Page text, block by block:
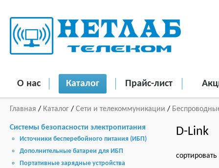
О нас Каталог Прайс-лист
Главная / Каталог / Сети и телекоммуникации /
Системы безопасности электропитания
Источники бесперебойного питания (ИБП)
Дополнительные батареи для ИБП
Портативные зарядные устройства
D-Link
сортировать